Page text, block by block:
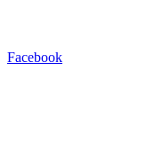
Facebook